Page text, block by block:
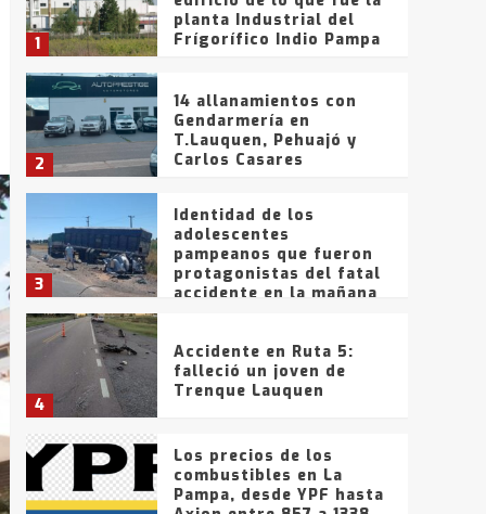
1
planta Industrial del
Frígorífico Indio Pampa
2
14 allanamientos con
Gendarmería en
T.Lauquen, Pehuajó y
Carlos Casares
3
Identidad de los
adolescentes
pampeanos que fueron
protagonistas del fatal
accidente en la mañana
4
Accidente en Ruta 5:
falleció un joven de
Trenque Lauquen
Los precios de los
combustibles en La
Pampa, desde YPF hasta